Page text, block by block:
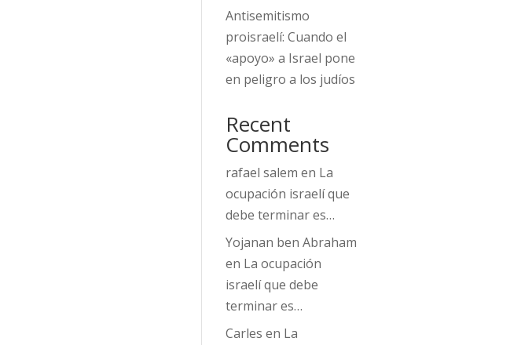
Antisemitismo
proisraelí: Cuando el
«apoyo» a Israel pone
en peligro a los judíos
Recent
Comments
rafael salem en La
ocupación israelí que
debe terminar es…
Yojanan ben Abraham
en La ocupación
israelí que debe
terminar es…
Carles en La